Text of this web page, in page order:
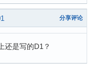
分享评论
还是写的D1？